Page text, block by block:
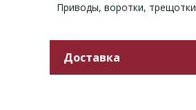
Приводы, воротки, трещотки
Доставка